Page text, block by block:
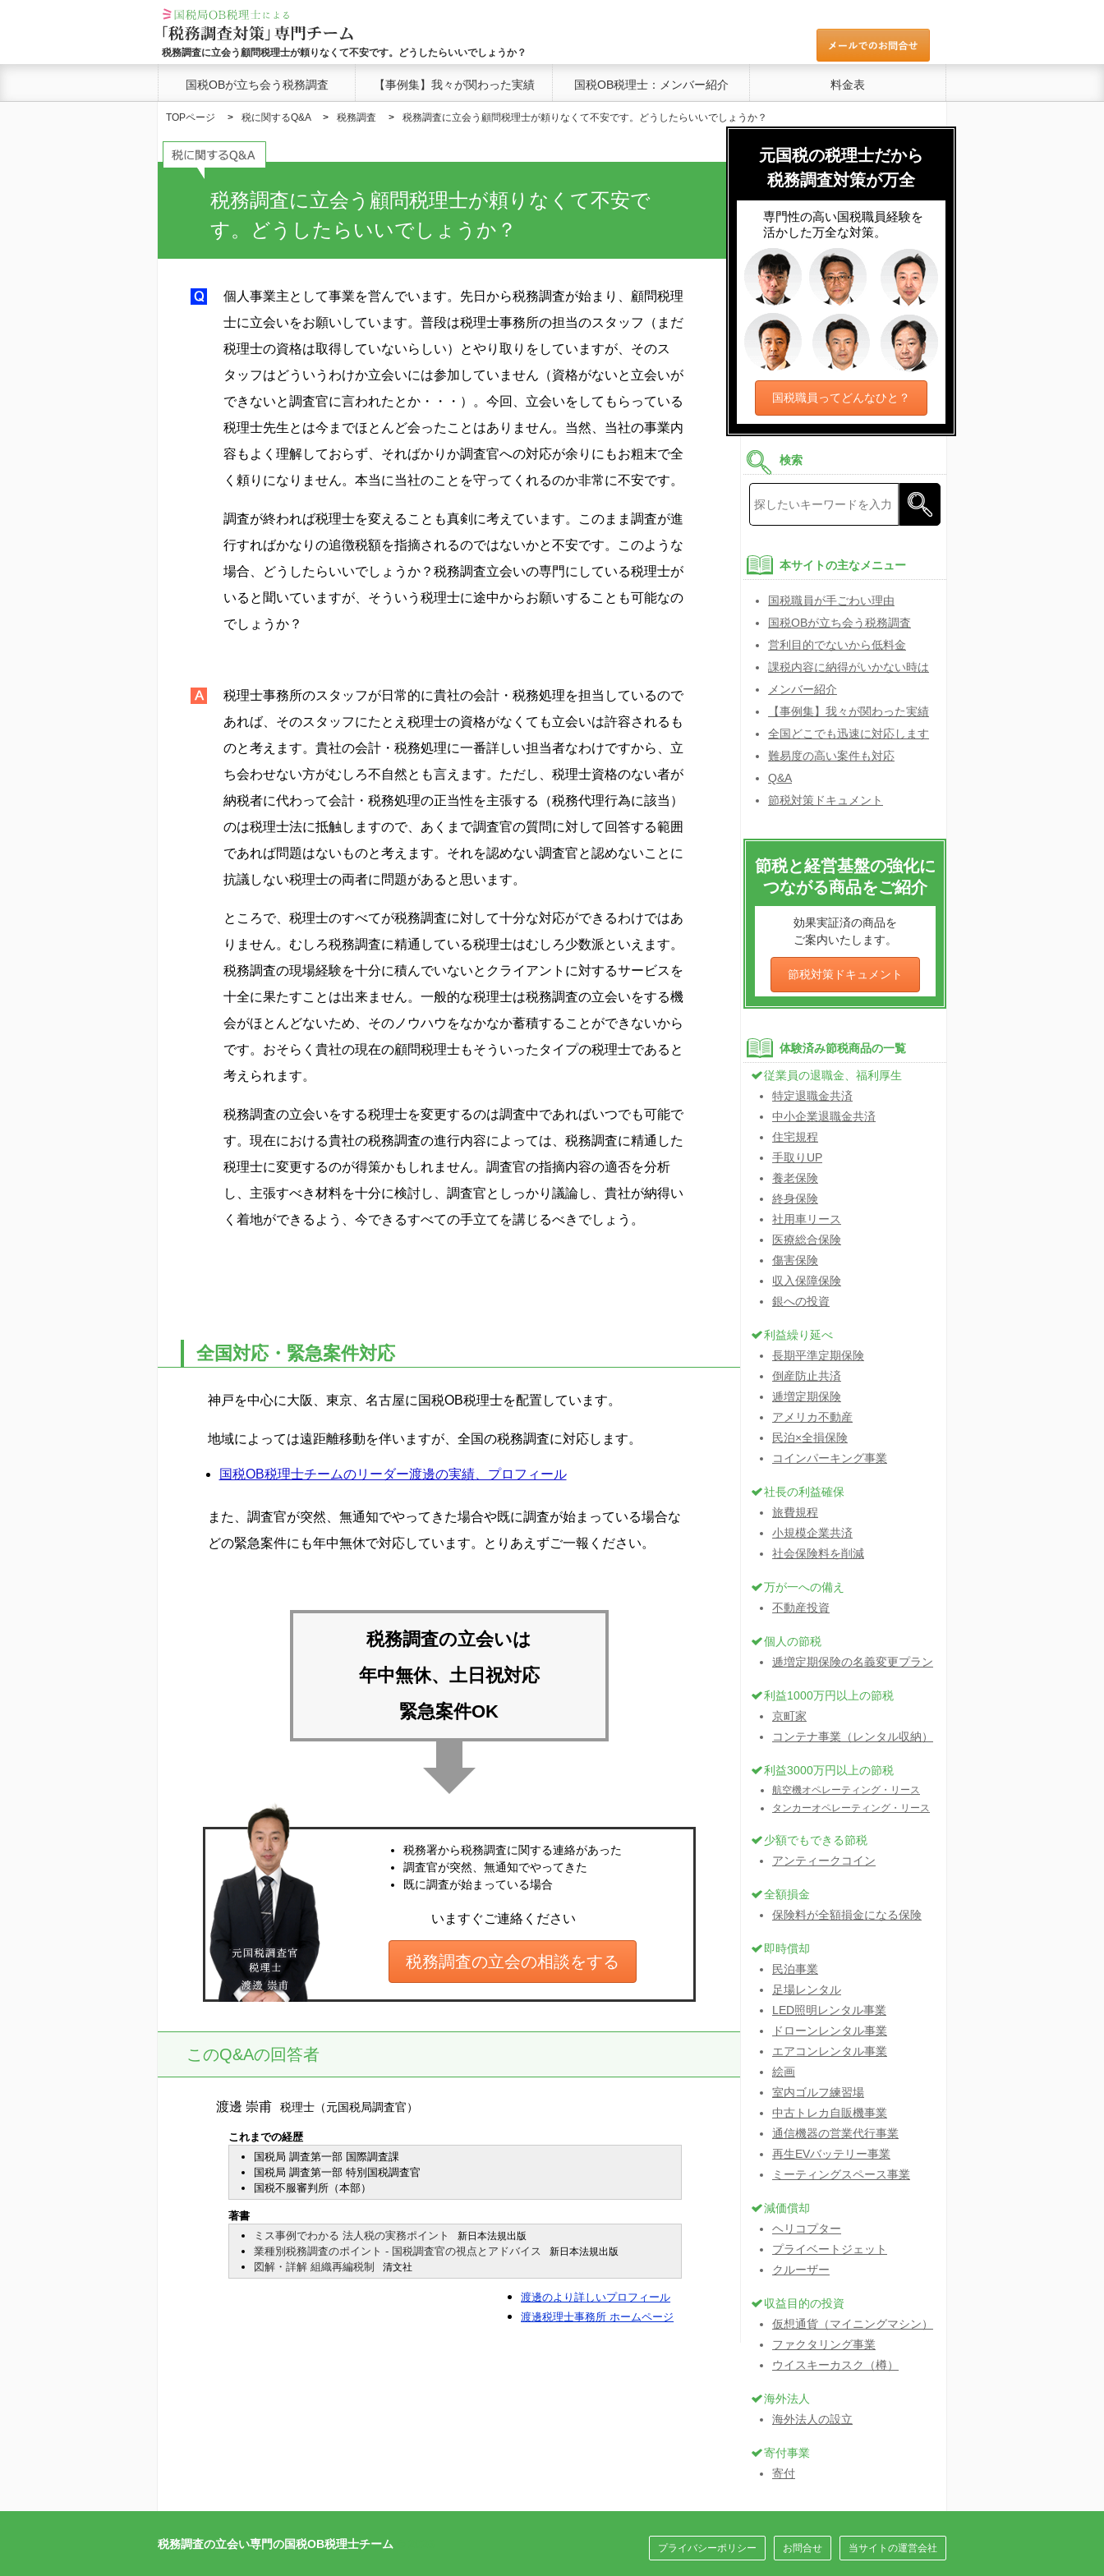
税務調査に立会う顧問税理士が頼りなくて不安です。どうしたらいいでしょうか？
国税OBが立ち会う税務調査 【事例集】我々が関わった実績 国税OB税理士：メンバー紹介 料金表
TOPページ 税に関するQ&A 税務調査 税務調査に立会う顧問税理士が頼りなくて不安です。どうしたらいいでしょうか？
税務調査に立会う顧問税理士が頼りなくて不安で
す。どうしたらいいでしょうか？
個人事業主として事業を営んでいます。先日から税務調査が始まり、顧問税理
士に立会いをお願いしています。普段は税理士事務所の担当のスタッフ（まだ
税理士の資格は取得していないらしい）とやり取りをしていますが、そのス
タッフはどういうわけか立会いには参加していません（資格がないと立会いが
できないと調査官に言われたとか・・・）。今回、立会いをしてもらっている
税理士先生とは今までほとんど会ったことはありません。当然、当社の事業内
容もよく理解しておらず、そればかりか調査官への対応が余りにもお粗末で全
く頼りになりません。本当に当社のことを守ってくれるのか非常に不安です。
調査が終われば税理士を変えることも真剣に考えています。このまま調査が進
行すればかなりの追徴税額を指摘されるのではないかと不安です。このような
場合、どうしたらいいでしょうか？税務調査立会いの専門にしている税理士が
いると聞いていますが、そういう税理士に途中からお願いすることも可能なの
でしょうか？
税理士事務所のスタッフが日常的に貴社の会計・税務処理を担当しているので
あれば、そのスタッフにたとえ税理士の資格がなくても立会いは許容されるも
のと考えます。貴社の会計・税務処理に一番詳しい担当者なわけですから、立
ち会わせない方がむしろ不自然とも言えます。ただし、税理士資格のない者が
納税者に代わって会計・税務処理の正当性を主張する（税務代理行為に該当）
のは税理士法に抵触しますので、あくまで調査官の質問に対して回答する範囲
であれば問題はないものと考えます。それを認めない調査官と認めないことに
抗議しない税理士の両者に問題があると思います。
ところで、税理士のすべてが税務調査に対して十分な対応ができるわけではあ
りません。むしろ税務調査に精通している税理士はむしろ少数派といえます。
税務調査の現場経験を十分に積んでいないとクライアントに対するサービスを
十全に果たすことは出来ません。一般的な税理士は税務調査の立会いをする機
会がほとんどないため、そのノウハウをなかなか蓄積することができないから
です。おそらく貴社の現在の顧問税理士もそういったタイプの税理士であると
考えられます。
税務調査の立会いをする税理士を変更するのは調査中であればいつでも可能で
す。現在における貴社の税務調査の進行内容によっては、税務調査に精通した
税理士に変更するのが得策かもしれません。調査官の指摘内容の適否を分析
し、主張すべき材料を十分に検討し、調査官としっかり議論し、貴社が納得い
く着地ができるよう、今できるすべての手立てを講じるべきでしょう。
全国対応・緊急案件対応
神戸を中心に大阪、東京、名古屋に国税OB税理士を配置しています。
地域によっては遠距離移動を伴いますが、全国の税務調査に対応します。
国税OB税理士チームのリーダー渡邊の実績、プロフィール
また、調査官が突然、無通知でやってきた場合や既に調査が始まっている場合な
どの緊急案件にも年中無休で対応しています。とりあえずご一報ください。
税務調査の立会いは
年中無休、土日祝対応
緊急案件OK
税務署から税務調査に関する連絡があった
調査官が突然、無通知でやってきた
既に調査が始まっている場合
いますぐご連絡ください
税務調査の立会の相談をする
このQ&Aの回答者
渡邊 崇甫 税理士（元国税局調査官）
これまでの経歴
国税局 調査第一部 国際調査課
国税局 調査第一部 特別国税調査官
国税不服審判所（本部）
著書
ミス事例でわかる 法人税の実務ポイント
新日本法規出版
業種別税務調査のポイント - 国税調査官の視点とアドバイス 新日本法規出版
図解・詳解 組織再編税制 清文社
渡邊のより詳しいプロフィール
渡邊税理士事務所 ホームページ
元国税の税理士だから
税務調査対策が万全
専門性の高い国税職員経験を
活かした万全な対策。
国税職員ってどんなひと？
検索
本サイトの主なメニュー
国税職員が手ごわい理由
国税OBが立ち会う税務調査
営利目的でないから低料金
課税内容に納得がいかない時は
メンバー紹介
【事例集】我々が関わった実績
全国どこでも迅速に対応します
難易度の高い案件も対応
Q&A
節税対策ドキュメント
節税と経営基盤の強化に
つながる商品をご紹介
効果実証済の商品を
ご案内いたします。
節税対策ドキュメント
体験済み節税商品の一覧
従業員の退職金、福利厚生
特定退職金共済
中小企業退職金共済
住宅規程
手取りUP
養老保険
終身保険
社用車リース
医療総合保険
傷害保険
収入保障保険
銀への投資
利益繰り延べ
長期平準定期保険
倒産防止共済
逓増定期保険
アメリカ不動産
民泊×全損保険
コインパーキング事業
社長の利益確保
旅費規程
小規模企業共済
社会保険料を削減
万が一への備え
不動産投資
個人の節税
逓増定期保険の名義変更プラン
利益1000万円以上の節税
京町家
コンテナ事業（レンタル収納）
利益3000万円以上の節税
航空機オペレーティング・リース
タンカーオペレーティング・リース
少額でもできる節税
アンティークコイン
全額損金
保険料が全額損金になる保険
即時償却
民泊事業
足場レンタル
LED照明レンタル事業
ドローンレンタル事業
エアコンレンタル事業
絵画
室内ゴルフ練習場
中古トレカ自販機事業
通信機器の営業代行事業
再生EVバッテリー事業
ミーティングスペース事業
減価償却
ヘリコプター
プライベートジェット
クルーザー
収益目的の投資
仮想通貨（マイニングマシン）
ファクタリング事業
ウイスキーカスク（樽）
海外法人
海外法人の設立
寄付事業
寄付
税務調査の立会い専門の国税OB税理士チーム プライバシーポリシー お問合せ 当サイトの運営会社